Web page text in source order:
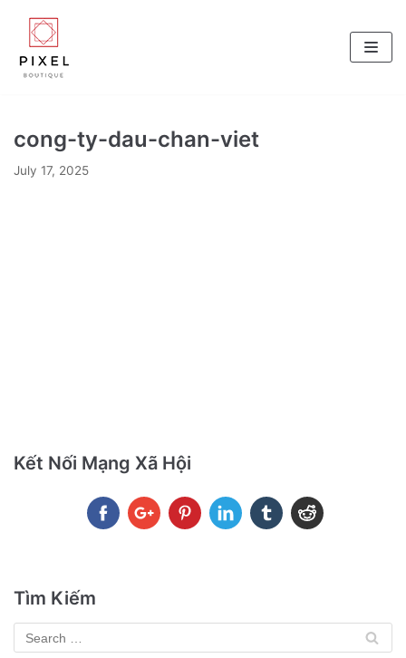
Skip
to
content
cong-ty-dau-chan-viet
July 17, 2025
Kết Nối Mạng Xã Hội
Tìm Kiếm